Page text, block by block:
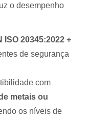
o desempenho
ISO 20345:2022 +
de segurança
com
metais ou
os níveis de